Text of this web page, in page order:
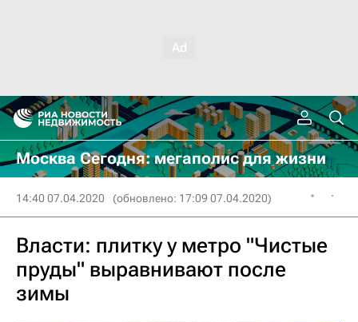
Москва Сегодня: мегаполис для жизни
14:40 07.04.2020 (обновлено: 17:09 07.04.2020)
Власти: плитку у метро "Чистые
пруды" выравнивают после
зимы